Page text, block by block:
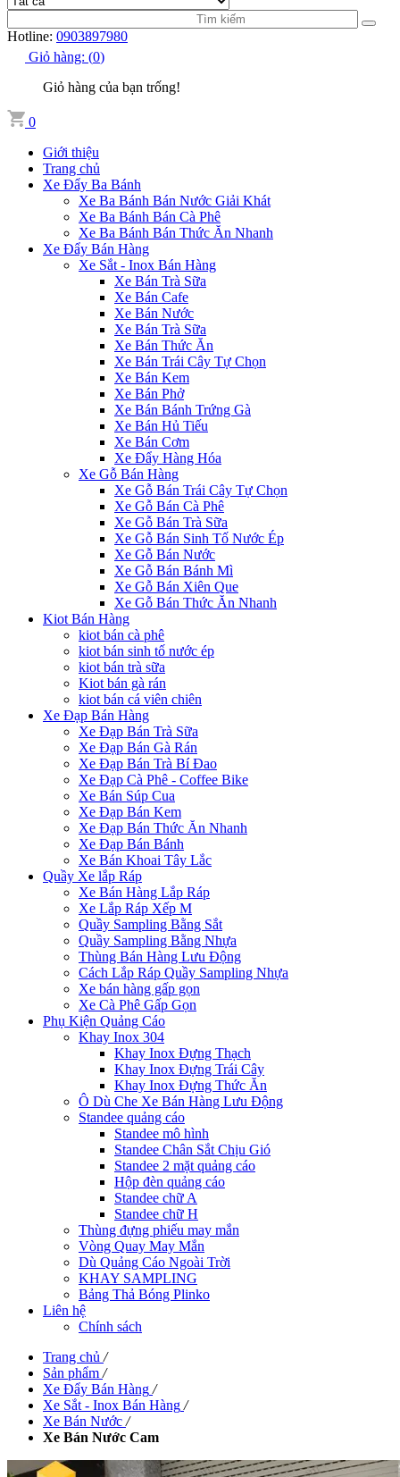
Hotline: 0903897980
Giỏ hàng: (0)
Giỏ hàng của bạn trống!
0
Giới thiệu
Trang chủ
Xe Đẩy Ba Bánh
Xe Ba Bánh Bán Nước Giải Khát
Xe Ba Bánh Bán Cà Phê
Xe Ba Bánh Bán Thức Ăn Nhanh
Xe Đẩy Bán Hàng
Xe Sắt - Inox Bán Hàng
Xe Bán Trà Sữa
Xe Bán Cafe
Xe Bán Nước
Xe Bán Trà Sữa
Xe Bán Thức Ăn
Xe Bán Trái Cây Tự Chọn
Xe Bán Kem
Xe Bán Phở
Xe Bán Bánh Trứng Gà
Xe Bán Hủ Tiếu
Xe Bán Cơm
Xe Đẩy Hàng Hóa
Xe Gỗ Bán Hàng
Xe Gỗ Bán Trái Cây Tự Chọn
Xe Gỗ Bán Cà Phê
Xe Gỗ Bán Trà Sữa
Xe Gỗ Bán Sinh Tố Nước Ép
Xe Gỗ Bán Nước
Xe Gỗ Bán Bánh Mì
Xe Gỗ Bán Xiên Que
Xe Gỗ Bán Thức Ăn Nhanh
Kiot Bán Hàng
kiot bán cà phê
kiot bán sinh tố nước ép
kiot bán trà sữa
Kiot bán gà rán
kiot bán cá viên chiên
Xe Đạp Bán Hàng
Xe Đạp Bán Trà Sữa
Xe Đạp Bán Gà Rán
Xe Đạp Bán Trà Bí Đao
Xe Đạp Cà Phê - Coffee Bike
Xe Bán Súp Cua
Xe Đạp Bán Kem
Xe Đạp Bán Thức Ăn Nhanh
Xe Đạp Bán Bánh
Xe Bán Khoai Tây Lắc
Quầy Xe lắp Ráp
Xe Bán Hàng Lắp Ráp
Xe Lắp Ráp Xếp M
Quầy Sampling Bằng Sắt
Quầy Sampling Bằng Nhựa
Thùng Bán Hàng Lưu Động
Cách Lắp Ráp Quầy Sampling Nhựa
Xe bán hàng gấp gọn
Xe Cà Phê Gấp Gọn
Phụ Kiện Quảng Cáo
Khay Inox 304
Khay Inox Đựng Thạch
Khay Inox Đựng Trái Cây
Khay Inox Đựng Thức Ăn
Ô Dù Che Xe Bán Hàng Lưu Động
Standee quảng cáo
Standee mô hình
Standee Chân Sắt Chịu Gió
Standee 2 mặt quảng cáo
Hộp đèn quảng cáo
Standee chữ A
Standee chữ H
Thùng đựng phiếu may mắn
Vòng Quay May Mắn
Dù Quảng Cáo Ngoài Trời
KHAY SAMPLING
Bảng Thả Bóng Plinko
Liên hệ
Chính sách
Trang chủ /
Sản phẩm /
Xe Đẩy Bán Hàng /
Xe Sắt - Inox Bán Hàng /
Xe Bán Nước /
Xe Bán Nước Cam